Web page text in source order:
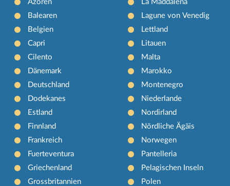
Azoren
Balearen
Belgien
Capri
Cilento
Dänemark
Deutschland
Dodekanes
Estland
Finnland
Frankreich
Fuerteventura
Griechenland
Grossbritannien
La Maddalena
Lagune von Venedig
Lettland
Litauen
Malta
Marokko
Montenegro
Niederlande
Nordirland
Nördliche Ägäis
Norwegen
Pantelleria
Pelagischen Inseln
Polen